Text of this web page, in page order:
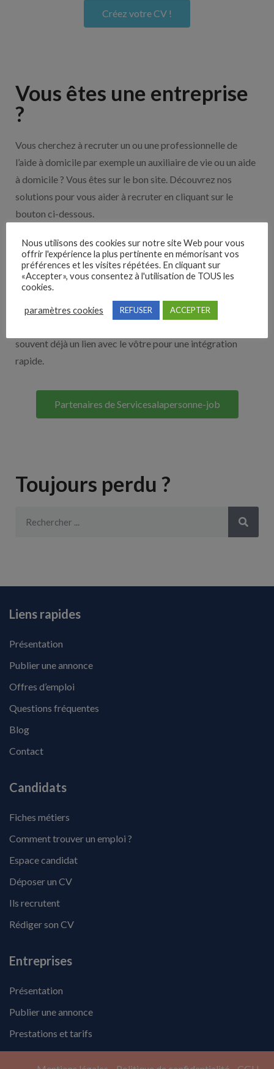
Créez votre CV !
Vous êtes une entreprise
?
Vous cherchez à recruter un ou une professionnelle de
l’aide à domicile par exemple un auxiliaire de vie ou un aide
à domicile ? Vous êtes sur le bon site. Découvrez nos
solutions pour vous aider à recruter en cliquant sur le
bouton ci-dessous.
Nos solutions entreprises
Découvrez nos partenaires ! Moteurs de recherches,
multidiffuseurs, sites payant… nombreux sont nos
souvent déjà un lien avec le vôtre pour une intégration
rapide.
Partenaires de Servicesalapersonne-job
Toujours perdu ?
Liens rapides
Présentation
Publier une annonce
Offres d’emploi
Questions fréquentes
Blog
Contact
Candidats
Fiches métiers
Comment trouver un emploi ?
Espace candidat
Déposer un CV
Ils recrutent
Rédiger son CV
Entreprises
Présentation
Publier une annonce
Prestations et tarifs
Nous utilisons des cookies sur notre site Web pour vous
offrir l'expérience la plus pertinente en mémorisant vos
préférences et les visites répétées. En cliquant sur
«Accepter», vous consentez à l'utilisation de TOUS les
cookies.
paramètres cookies REFUSER ACCEPTER